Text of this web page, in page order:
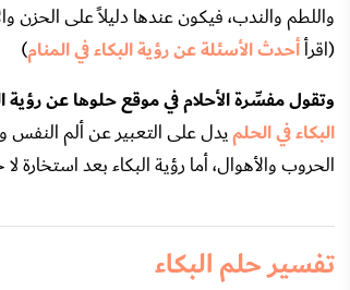
واللطم والندب، فيكون عندها دليلاً على الحزن
(اقرأأحدث الأسئلة عن رؤية البكاء في المنام)
وتقول مفسِّرة الأحلام في موقع حلوها عن رؤية
البكاء في الحلميدل على التعبير عن ألم النفس
الحروب والأهوال، أما رؤية البكاء بعد استخارة
تفسير حلم البكاء